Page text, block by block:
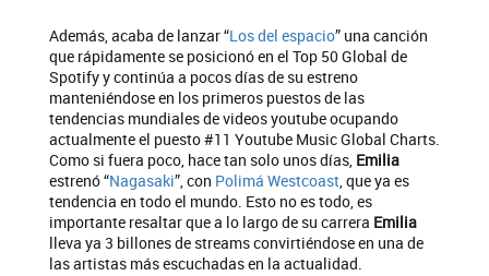
Además, acaba de lanzar “Los del espacio” una canción
que rápidamente se posicionó en el Top 50 Global de
Spotify y continúa a pocos días de su estreno
manteniéndose en los primeros puestos de las
tendencias mundiales de videos youtube ocupando
actualmente el puesto #11 Youtube Music Global Charts.
Como si fuera poco, hace tan solo unos días, Emilia
estrenó “Nagasaki”, con Polimá Westcoast, que ya es
tendencia en todo el mundo. Esto no es todo, es
importante resaltar que a lo largo de su carrera Emilia
lleva ya 3 billones de streams convirtiéndose en una de
las artistas más escuchadas en la actualidad.